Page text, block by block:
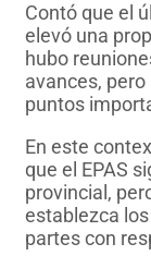
Contó que el
elevó una
hubo
avances,
puntos
En este
que el EPAS
provincial,
establezca
partes con